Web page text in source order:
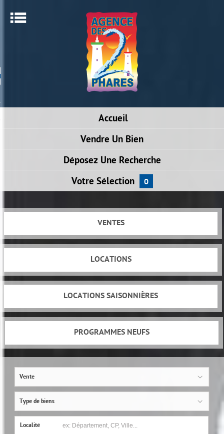
Accueil
Vendre Un Bien
Déposez Une Recherche
Votre Sélection 0
VENTES
LOCATIONS
LOCATIONS SAISONNIÈRES
PROGRAMMES NEUFS
Vente
Type de biens
Localité
RECHERCHER UN BIEN
NOUS CONTACTER